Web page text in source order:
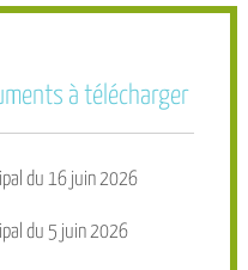
à télécharger
du 16 juin 2026
du 5 juin 2026